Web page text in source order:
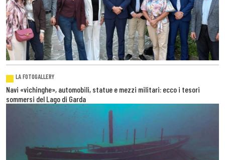
LA FOTOGALLERY
Navi «vichinghe», automobili, statue e mezzi militari: ecco i tesori
sommersi del Lago di Garda